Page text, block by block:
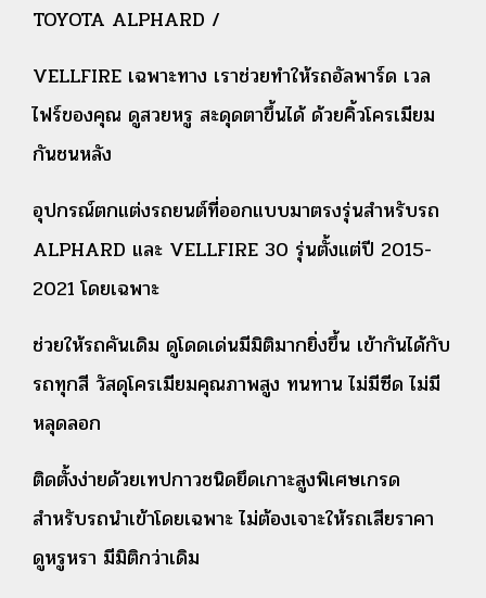
TOYOTA ALPHARD /
VELLFIRE เฉพาะทาง เราช่วยทำให้รถอัลพาร์ด เวล
ไฟร์ของคุณ ดูสวยหรู สะดุดตาขึ้นได้ ด้วยคิ้วโครเมียม
กันชนหลัง
อุปกรณ์ตกแต่งรถยนต์ที่ออกแบบมาตรงรุ่นสำหรับรถ
ALPHARD และ VELLFIRE 30 รุ่นตั้งแต่ปี 2015-
2021 โดยเฉพาะ
ช่วยให้รถคันเดิม ดูโดดเด่นมีมิติมากยิ่งขึ้น เข้ากันได้กับ
รถทุกสี วัสดุโครเมียมคุณภาพสูง ทนทาน ไม่มีซีด ไม่มี
หลุดลอก
ติดตั้งง่ายด้วยเทปกาวชนิดยึดเกาะสูงพิเศษเกรด
สำหรับรถนำเข้าโดยเฉพาะ ไม่ต้องเจาะให้รถเสียราคา
ดูหรูหรา มีมิติกว่าเดิม